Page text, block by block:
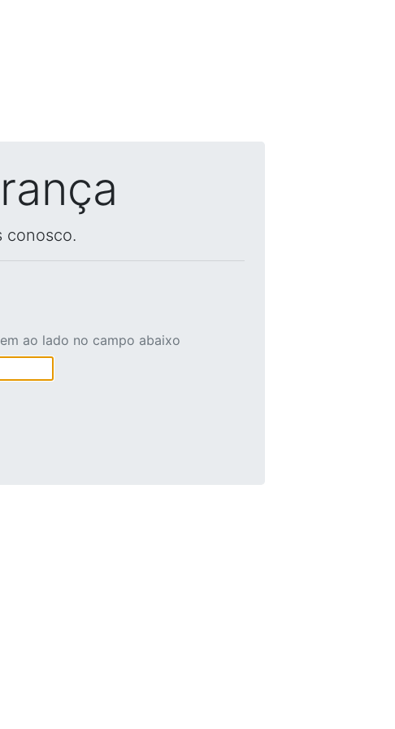
conosco.
ao lado no campo abaixo